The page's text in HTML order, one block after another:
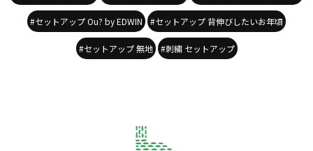
#セットアップ Ou? by EDWIN #セットアップ 背伸びしたいお年頃
#セットアップ 無地 #刺繍 セットアップ